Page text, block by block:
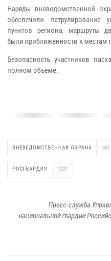
Наряды вневедомственной
обеспечили
пунктов региона, маршруты
были приближенности к местам
Безопасность участников
полном объёме.
ВНЕВЕДОМСТВЕННАЯ ОХРАНА 691
РОСГВАРДИЯ 1231
Пресс-служба
национальной гвардии